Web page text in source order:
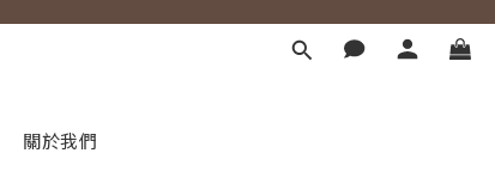
關於我們